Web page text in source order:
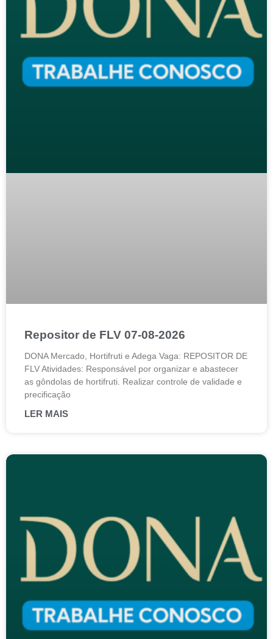
Repositor de FLV 07-08-2026
DONA Mercado, Hortifruti e Adega Vaga: REPOSITOR DE
FLV Atividades: Responsável por organizar e abastecer
as gôndolas de hortifruti. Realizar controle de validade e
precificação
LER MAIS